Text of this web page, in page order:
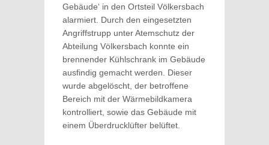
Gebäude‘ in den Ortsteil Völkersbach
alarmiert. Durch den eingesetzten
Angriffstrupp unter Atemschutz der
Abteilung Völkersbach konnte ein
brennender Kühlschrank im Gebäude
ausfindig gemacht werden. Dieser
wurde abgelöscht, der betroffene
Bereich mit der Wärmebildkamera
kontrolliert, sowie das Gebäude mit
einem Überdrucklüfter belüftet.